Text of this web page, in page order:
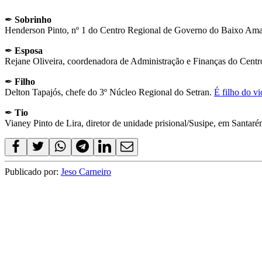
✒ Sobrinho
Henderson Pinto, nº 1 do Centro Regional de Governo do Baixo
✒ Esposa
Rejane Oliveira, coordenadora de Administração e Finanças do
✒ Filho
Delton Tapajós, chefe do 3º Núcleo Regional do Setran. É filho do
✒ Tio
Vianey Pinto de Lira, diretor de unidade prisional/Susipe, em
Publicado por: Jeso Carneiro